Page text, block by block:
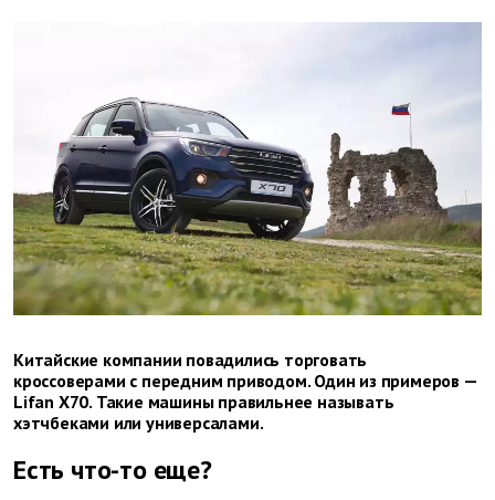
Китайские компании повадились торговать
кроссоверами с передним приводом. Один из примеров —
Lifan X70. Такие машины правильнее называть
хэтчбеками или универсалами.
Есть что-то еще?